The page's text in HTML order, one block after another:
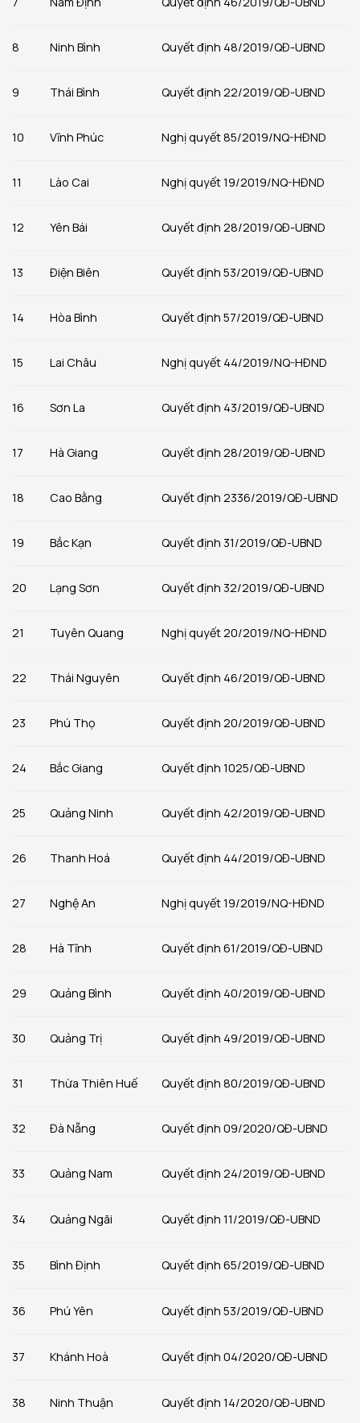
8 Ninh Bình Quyết định 48/2019/QĐ-UBND
9 Thái Bình Quyết định 22/2019/QĐ-UBND
10 Vĩnh Phúc Nghị quyết 85/2019/NQ-HĐND
11 Lào Cai Nghị quyết 19/2019/NQ-HĐND
12 Yên Bái Quyết định 28/2019/QĐ-UBND
13 Điện Biên Quyết định 53/2019/QĐ-UBND
14 Hòa Bình Quyết định 57/2019/QĐ-UBND
15 Lai Châu Nghị quyết 44/2019/NQ-HĐND
16 Sơn La Quyết định 43/2019/QĐ-UBND
17 Hà Giang Quyết định 28/2019/QĐ-UBND
18 Cao Bằng Quyết định 2336/2019/QĐ-UBND
19 Bắc Kạn Quyết định 31/2019/QĐ-UBND
20 Lạng Sơn Quyết định 32/2019/QĐ-UBND
21 Tuyên Quang Nghị quyết 20/2019/NQ-HĐND
22 Thái Nguyên Quyết định 46/2019/QĐ-UBND
23 Phú Thọ Quyết định 20/2019/QĐ-UBND
24 Bắc Giang Quyết định 1025/QĐ-UBND
25 Quảng Ninh Quyết định 42/2019/QĐ-UBND
26 Thanh Hoá Quyết định 44/2019/QĐ-UBND
27 Nghệ An Nghị quyết 19/2019/NQ-HĐND
28 Hà Tĩnh Quyết định 61/2019/QĐ-UBND
29 Quảng Bình Quyết định 40/2019/QĐ-UBND
30 Quảng Trị Quyết định 49/2019/QĐ-UBND
31 Thừa Thiên Huế Quyết định 80/2019/QĐ-UBND
32 Đà Nẵng Quyết định 09/2020/QĐ-UBND
33 Quảng Nam Quyết định 24/2019/QĐ-UBND
34 Quảng Ngãi Quyết định 11/2019/QĐ-UBND
35 Bình Định Quyết định 65/2019/QĐ-UBND
36 Phú Yên Quyết định 53/2019/QĐ-UBND
37 Khánh Hoà Quyết định 04/2020/QĐ-UBND
38 Ninh Thuận Quyết định 14/2020/QĐ-UBND